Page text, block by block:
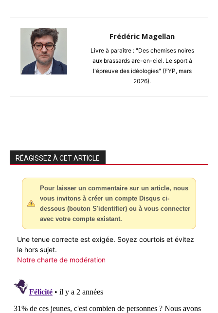
Frédéric Magellan
Livre à paraître : "Des chemises noires
aux brassards arc-en-ciel. Le sport à
l'épreuve des idéologies" (FYP, mars
2026).
RÉAGISSEZ À CET ARTICLE
Pour laisser un commentaire sur un article, nous
vous invitons à créer un compte Disqus ci-
dessous (bouton S'identifier) ou à vous connecter
avec votre compte existant.
Une tenue correcte est exigée. Soyez courtois et évitez
le hors sujet.
Notre charte de modération